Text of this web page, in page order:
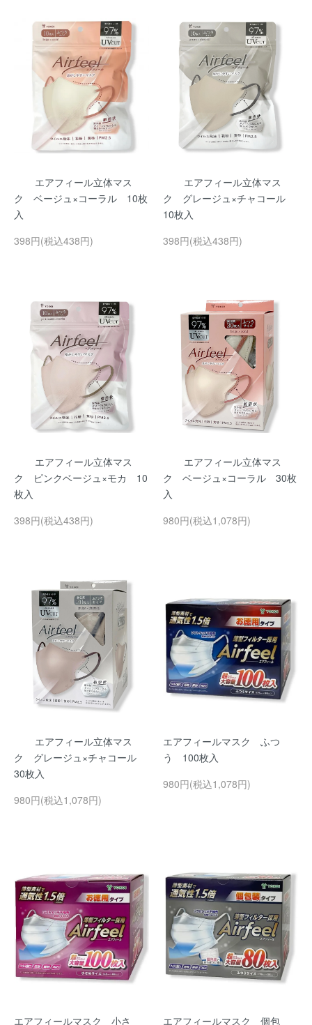
エアフィール立体マス
ク ベージュ×コーラル 10枚
入
398円(税込438円)
エアフィール立体マス
ク グレージュ×チャコール
10枚入
398円(税込438円)
エアフィール立体マス
ク ピンクベージュ×モカ 10
枚入
398円(税込438円)
エアフィール立体マス
ク ベージュ×コーラル 30枚
入
980円(税込1,078円)
エアフィール立体マス
ク グレージュ×チャコール
30枚入
980円(税込1,078円)
エアフィールマスク ふつ
う 100枚入
980円(税込1,078円)
エアフィールマスク 小さ エアフィールマスク 個包